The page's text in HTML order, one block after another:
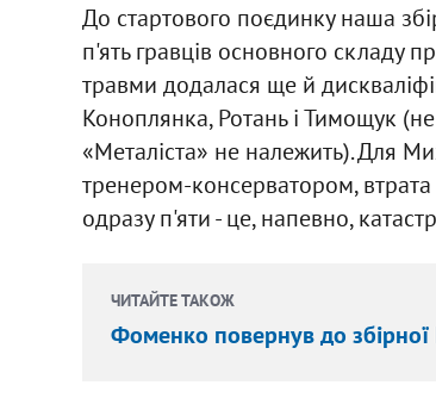
До стартового поєдинку наша
п'ять гравців основного складу
травми додалася ще й
Коноплянка, Ротань і Тимощук
«Металіста» не належить). Для
тренером-консерватором, втрата
одразу п'яти - це, напевно,
ЧИТАЙТЕ ТАКОЖ
Фоменко повернув до збірної